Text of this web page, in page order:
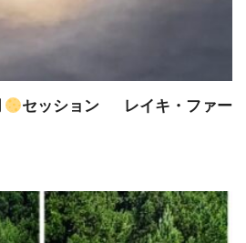
セッション レイキ・ファー